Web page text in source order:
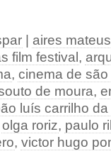
aires mateus
film festival ,
, cinema de são
de moura,
luís carrilho
olga roriz, paulo
, victor hugo